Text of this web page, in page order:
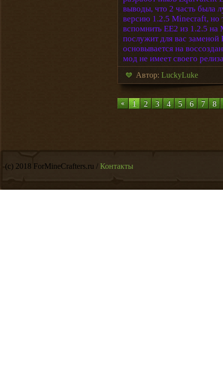
выводы, что 2 часть была
версию 1.2.5 Minecraft, но
вспомнить EE2 из 1.2.5
послужит для вас
основывается на
мод не имеет своего
Автор: LuckyLuke
1 2 3 4 5 6 7 8
(c) 2018 ForMineCrafters.ru / Контакты